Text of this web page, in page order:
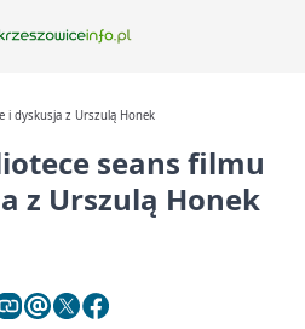
i dyskusja z Urszulą Honek
seans filmu
z Urszulą Honek